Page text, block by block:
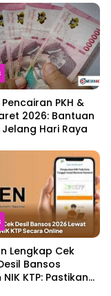
PKH &
2026: Bantuan
Hari Raya
Lengkap Cek
Bansos
KTP: Pastikan